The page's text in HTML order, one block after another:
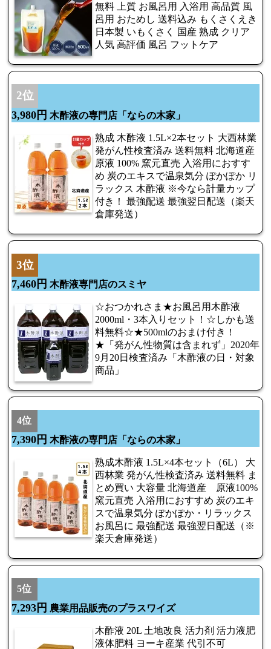
無料 上質 お風呂用 入浴用 高品質 風
呂用 おためし 送料込み もくさくえき
日本製 いもくさく 国産 熟成 クリア
人気 高評価 風呂 フットケア
2位
3,980円 木酢液の専門店「ならの木家」
熟成 木酢液 1.5L×2本セット 大西林業
発がん性検査済み 送料無料 北海道産
原液 100% 窯元直売 入浴用におすす
め 炭のエキスで温泉気分 ぽかぽか リ
ラックス 木酢液 ※今なら計量カップ
付き！ 最強配送 最強翌日配送（楽天
倉庫発送）
3位
7,460円 木酢液専門店のスミヤ
☆おつかれさま★お風呂用木酢液
2000ml・3本入りセット！☆しかも送
料無料☆★500mlのおまけ付き！
★「発がん性物質は含まれず」2020年
9月20日検査済み「木酢液の日・対象
商品」
4位
7,390円 木酢液の専門店「ならの木家」
熟成木酢液 1.5L×4本セット（6L） 大
西林業 発がん性検査済み 送料無料 ま
とめ買い 大容量 北海道産 原液100%
窯元直売 入浴用におすすめ 炭のエキ
スで温泉気分 ぽかぽか・リラックス
お風呂に 最強配送 最強翌日配送（※
楽天倉庫発送）
5位
7,293円 農業用品販売のプラスワイズ
木酢液 20L 土地改良 活力剤 活力液肥
液体肥料 ヨーキ産業 代引不可